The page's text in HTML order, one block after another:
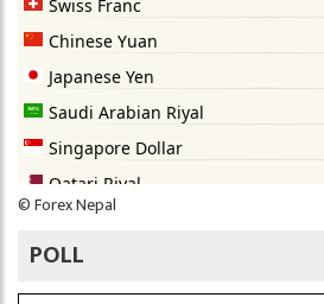
©Forex Nepal
POLL